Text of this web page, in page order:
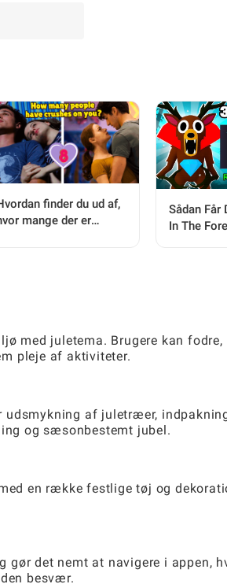
finder du ud af,
mange der er
Sådan Får
In The
med juletema. Brugere kan fodre,
pleje af aktiviteter.
udsmykning af juletræer,
og sæsonbestemt jubel.
en række festlige tøj og
det nemt at navigere i appen,
besvær.